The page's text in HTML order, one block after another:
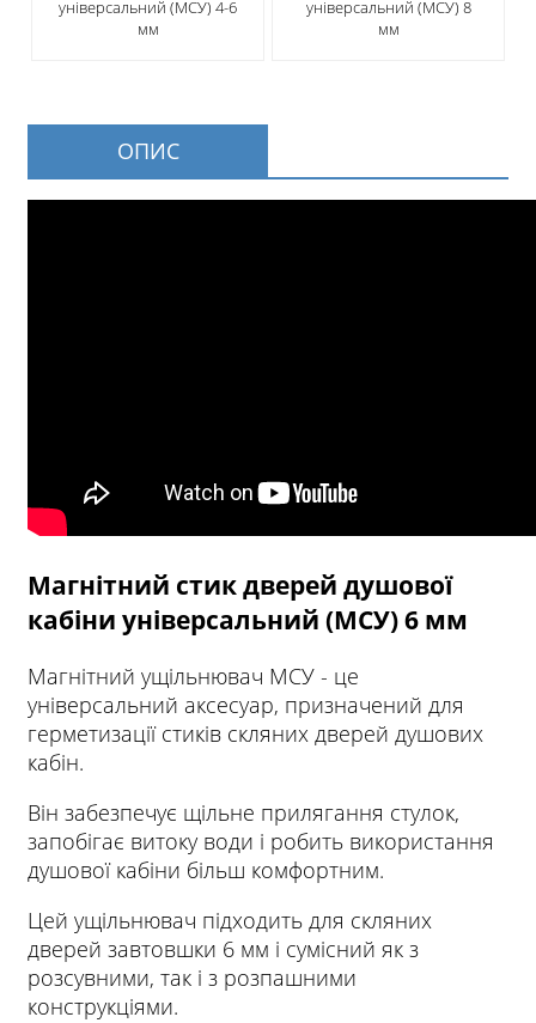
універсальний (МСУ) 4-6
мм
універсальний (МСУ) 8
мм
ОПИС
Магнітний стик дверей душової
кабіни універсальний (МСУ) 6 мм
Магнітний ущільнювач МСУ - це
універсальний аксесуар, призначений для
герметизації стиків скляних дверей душових
кабін.
Він забезпечує щільне прилягання стулок,
запобігає витоку води і робить використання
душової кабіни більш комфортним.
Цей ущільнювач підходить для скляних
дверей завтовшки 6 мм і сумісний як з
розсувними, так і з розпашними
конструкціями.